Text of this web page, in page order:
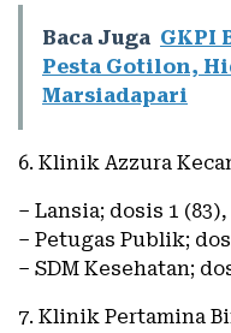
Baca Juga GKPI
Pesta Gotilon,
Marsiadapari
6. Klinik Azzura
– Lansia; dosis 1
– Petugas Publik;
– SDM Kesehatan;
7. Klinik Pertamina